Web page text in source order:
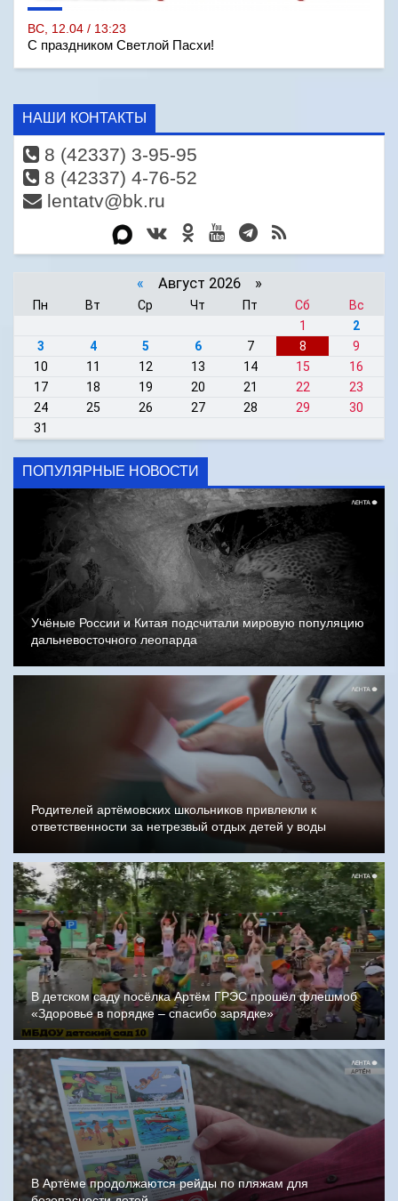
ВС, 12.04 / 13:23
С праздником Светлой Пасхи!
НАШИ КОНТАКТЫ
8 (42337) 3-95-95
8 (42337) 4-76-52
lentatv@bk.ru
« Август 2026 »
Пн Вт Ср Чт Пт Сб
Вс
1
2
3
4 5 6 7 8
9
10
11 12 13 14 15
16
17
18 19 20 21 22
23
24
25 26 27 28 29
30
31
ПОПУЛЯРНЫЕ НОВОСТИ
Учёные России и Китая подсчитали мировую популяцию
дальневосточного леопарда
Родителей артёмовских школьников привлекли к
ответственности за нетрезвый отдых детей у воды
В детском саду посёлка Артём ГРЭС прошёл флешмоб
«Здоровье в порядке – спасибо зарядке»
В Артёме продолжаются рейды по пляжам для